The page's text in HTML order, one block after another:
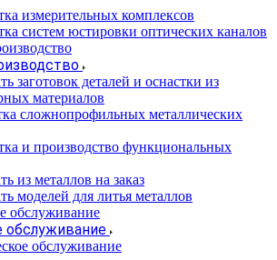
измерительных комплексов
систем юстировки оптических каналов
заготовок деталей и оснастки из
материалов
сложнопрофильных металлических
и производство функциональных
из металлов на заказ
моделей для литья металлов
обслуживание
обслуживание